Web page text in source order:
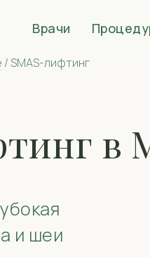
Врачи
в
и шеи
/ SMAS-лифтинг